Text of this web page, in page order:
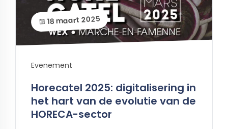
18 maart 2025
Evenement
Horecatel 2025: digitalisering in
het hart van de evolutie van de
HORECA-sector